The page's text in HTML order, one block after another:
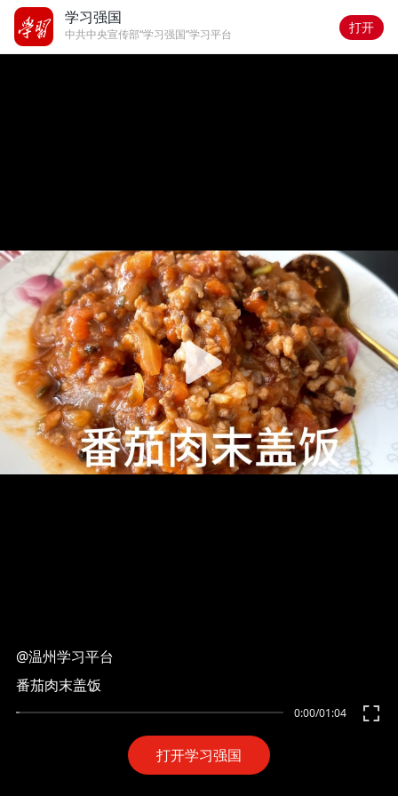
学习强国
中共中央宣传部“学习强国”学习平台 打开
打开学习强国
0:00/01:04
@温州学习平台
番茄肉末盖饭